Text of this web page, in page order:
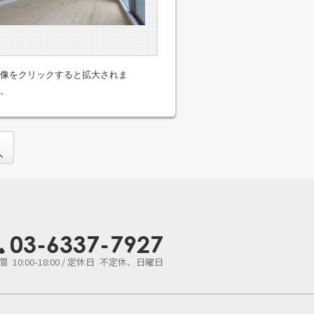
をクリックすると拡大されま
10:00-18:00 / 定休日 不定休、日曜日